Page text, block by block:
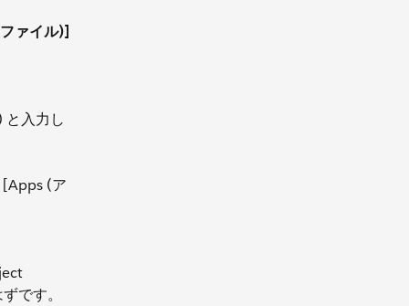
ァイル)]
と入力し
(ア
です。